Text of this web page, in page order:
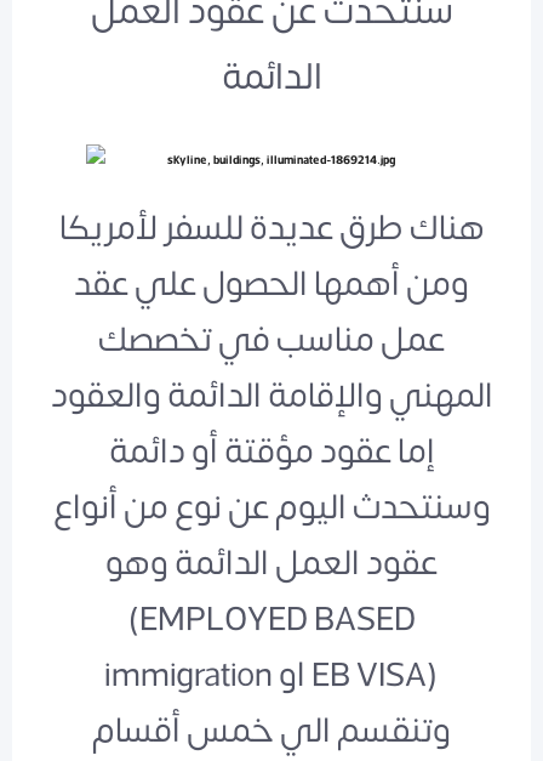
الدائمة
هناك طرق عديدة للسفر لأمريكا
ومن أهمها الحصول علي عقد
عمل مناسب في تخصصك
المهني والإقامة الدائمة والعقود
إما عقود مؤقتة أو دائمة
وسنتحدث اليوم عن نوع من أنواع
عقود العمل الدائمة وهو
(EMPLOYED BASED
immigration او EB VISA)
وتنقسم الي خمس أقسام